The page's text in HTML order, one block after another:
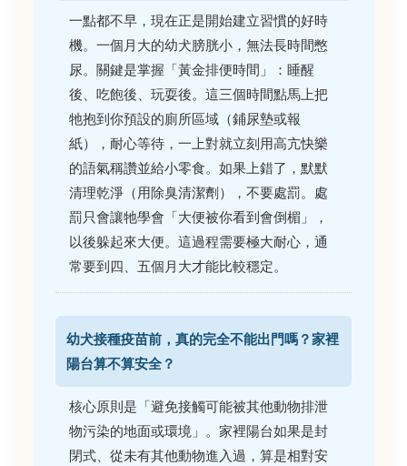
一點都不早，現在正是開始建立習慣的好時
機。一個月大的幼犬膀胱小，無法長時間憋
尿。關鍵是掌握「黃金排便時間」：睡醒
後、吃飽後、玩耍後。這三個時間點馬上把
牠抱到你預設的廁所區域（鋪尿墊或報
紙），耐心等待，一上對就立刻用高亢快樂
的語氣稱讚並給小零食。如果上錯了，默默
清理乾淨（用除臭清潔劑），不要處罰。處
罰只會讓牠學會「大便被你看到會倒楣」，
以後躲起來大便。這過程需要極大耐心，通
常要到四、五個月大才能比較穩定。
幼犬接種疫苗前，真的完全不能出門嗎？家裡
陽台算不算安全？
核心原則是「避免接觸可能被其他動物排泄
物污染的地面或環境」。家裡陽台如果是封
閉式、從未有其他動物進入過，算是相對安